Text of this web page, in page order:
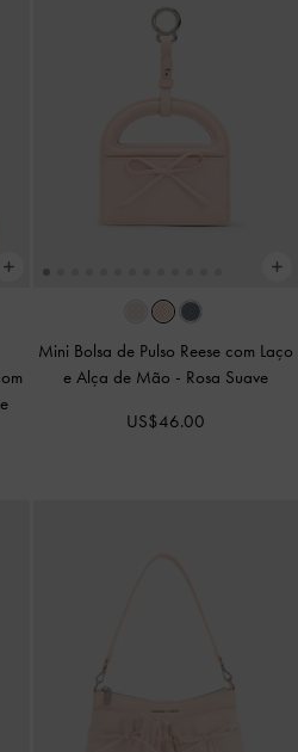
Mini Bolsa de Pulso Reese com Laço
e Alça de Mão - Rosa Suave
US$46.00